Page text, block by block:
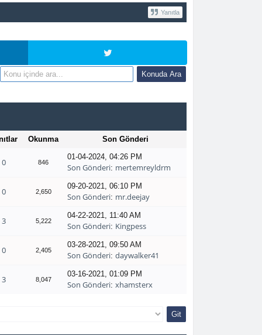
Yanıtla
Okunma Son Gönderi
0 846
01-04-2024, 04:26 PM
Son Gönderi: mertemreyldrm
0 2,650
09-20-2021, 06:10 PM
Son Gönderi: mr.deejay
3 5,222
04-22-2021, 11:40 AM
Son Gönderi: Kingpess
0 2,405
03-28-2021, 09:50 AM
Son Gönderi: daywalker41
3 8,047
03-16-2021, 01:09 PM
Son Gönderi: xhamsterx